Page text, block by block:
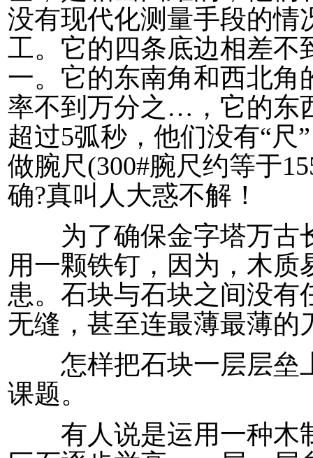
没有现代化测量手段的情
工。它的四条底边相差不
一。它的东南角和西北角
率不到万分之…，它的东
超过5弧秒，他们没有“尺
做腕尺(300#腕尺约等于
确?真叫人大惑不解！
为了确保金字塔万古
用一颗铁钉，因为，木
患。石块与石块之间没有
无缝，甚至连最薄最薄的
怎样把石块一层层垒
课题。
有人说是运用一种木